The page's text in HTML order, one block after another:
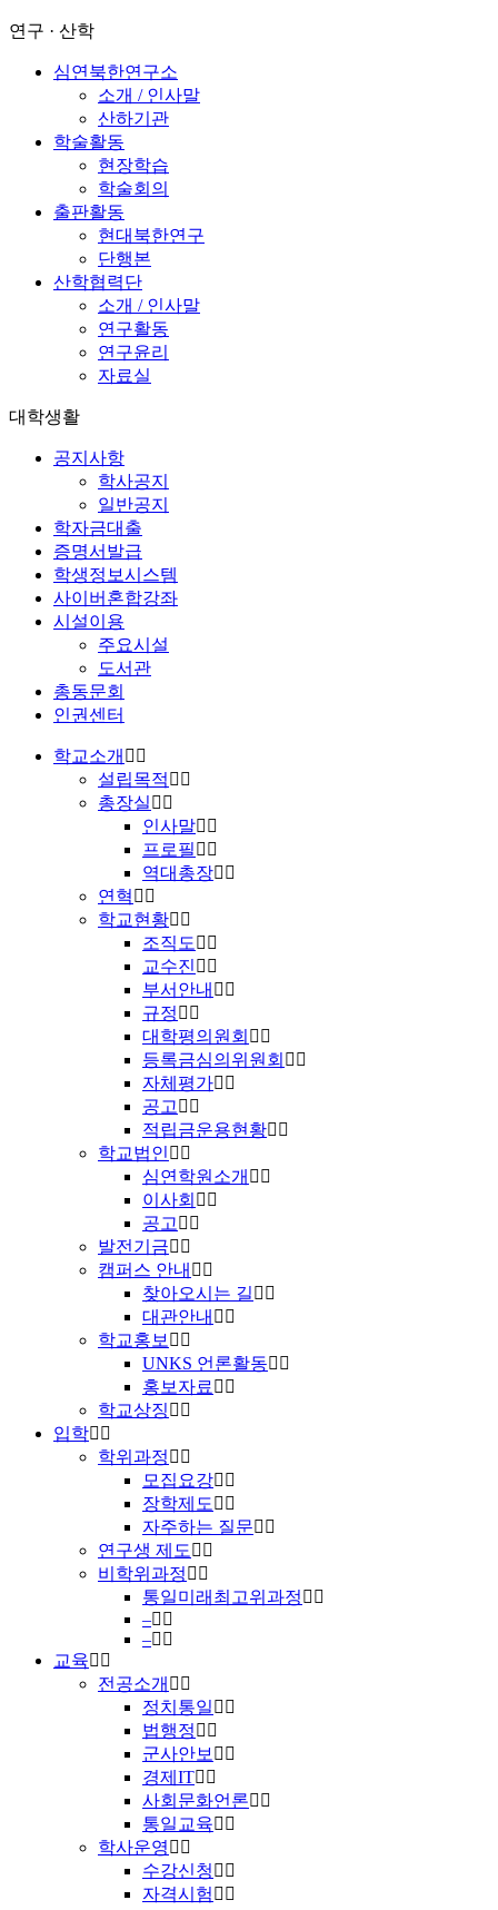
연구 · 산학
심연북한연구소
소개 / 인사말
산하기관
학술활동
현장학습
학술회의
출판활동
현대북한연구
단행본
산학협력단
소개 / 인사말
연구활동
연구윤리
자료실
대학생활
공지사항
학사공지
일반공지
학자금대출
증명서발급
학생정보시스템
사이버혼합강좌
시설이용
주요시설
도서관
총동문회
인권센터
학교소개
설립목적
총장실
인사말
프로필
역대총장
연혁
학교현황
조직도
교수진
부서안내
규정
대학평의원회
등록금심의위원회
자체평가
공고
적립금운용현황
학교법인
심연학원소개
이사회
공고
발전기금
캠퍼스 안내
찾아오시는 길
대관안내
학교홍보
UNKS 언론활동
홍보자료
학교상징
입학
학위과정
모집요강
장학제도
자주하는 질문
연구생 제도
비학위과정
통일미래최고위과정
–
–
교육
전공소개
정치통일
법행정
군사안보
경제IT
사회문화언론
통일교육
학사운영
수강신청
자격시험